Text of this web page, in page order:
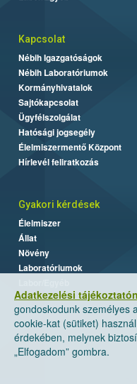
Adatkezelési
gondoskodunk személyes
cookie-kat (sütiket)
érdekében, melynek
„Elfogadom” gombra.
Kapcsolat
Nébih Igazgatóságok
Nébih Laboratóriumok
Kormányhivatalok
Sajtókapcsolat
Ügyfélszolgálat
Hatósági jogsegély
Élelmiszermentő Központ
Hírlevél feliratkozás
Gyakori kérdések
Élelmiszer
Állat
Növény
Laboratóriumok